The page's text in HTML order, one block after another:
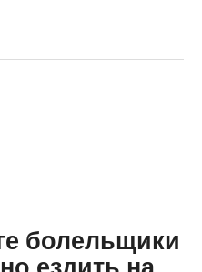
болельщики